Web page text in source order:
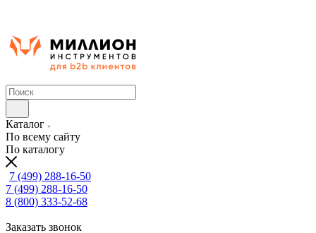
Каталог
По всему сайту
По каталогу
7 (499) 288-16-50
7 (499) 288-16-50
8 (800) 333-52-68
Заказать звонок